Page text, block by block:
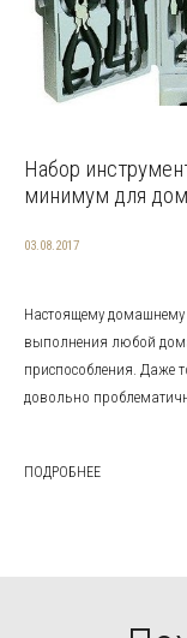
Набор
минимум для
03.08.2017
Настоящему домашнему
выполнения любой
приспособления. Даже
довольно
ПОДРОБНЕЕ